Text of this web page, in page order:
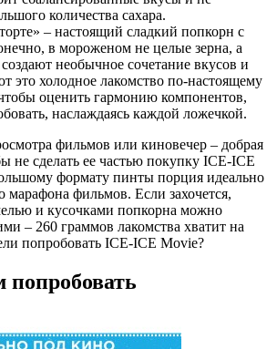
количества сахара.
– настоящий сладкий попкорн с
в мороженом не целые зерна, а
необычное сочетание вкусов и
это холодное лакомство по-настоящему
оценить гармонию компонентов,
наслаждаясь каждой ложечкой.
фильмов или киновечер – добрая
не сделать ее частью покупку ICE-ICE
формату пинты порция идеально
марафона фильмов. Если захочется,
и кусочками попкорна можно
– 260 граммов лакомства хватит на
попробовать ICE-ICE Movie?
попробовать